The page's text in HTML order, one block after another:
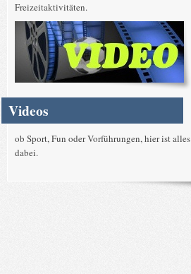
Freizeitaktivitäten.
Videos
ob Sport, Fun oder Vorführungen, hier ist alles
dabei.